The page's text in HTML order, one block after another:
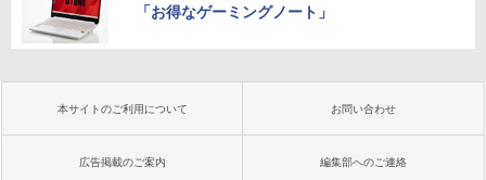
「お得なゲーミングノート」
本サイトのご利用について お問い合わせ
広告掲載のご案内 編集部へのご連絡